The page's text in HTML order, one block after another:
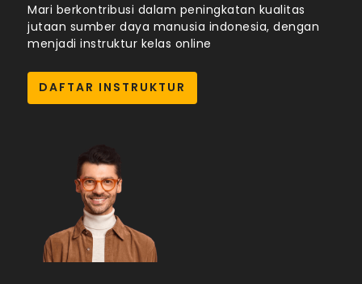
Mari berkontribusi dalam peningkatan kualitas
jutaan sumber daya manusia indonesia, dengan
menjadi instruktur kelas online
DAFTAR INSTRUKTUR